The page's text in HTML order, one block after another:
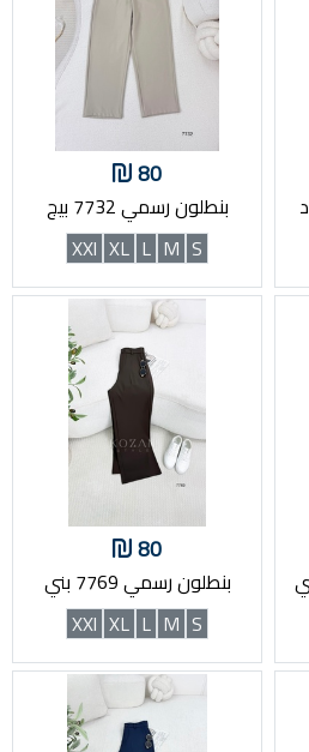
80
بنطلون رسمي 7732 بيج
S
M
L
XL
XXl
80
بنطلون رسمي 7769 بني
S
M
L
XL
XXl